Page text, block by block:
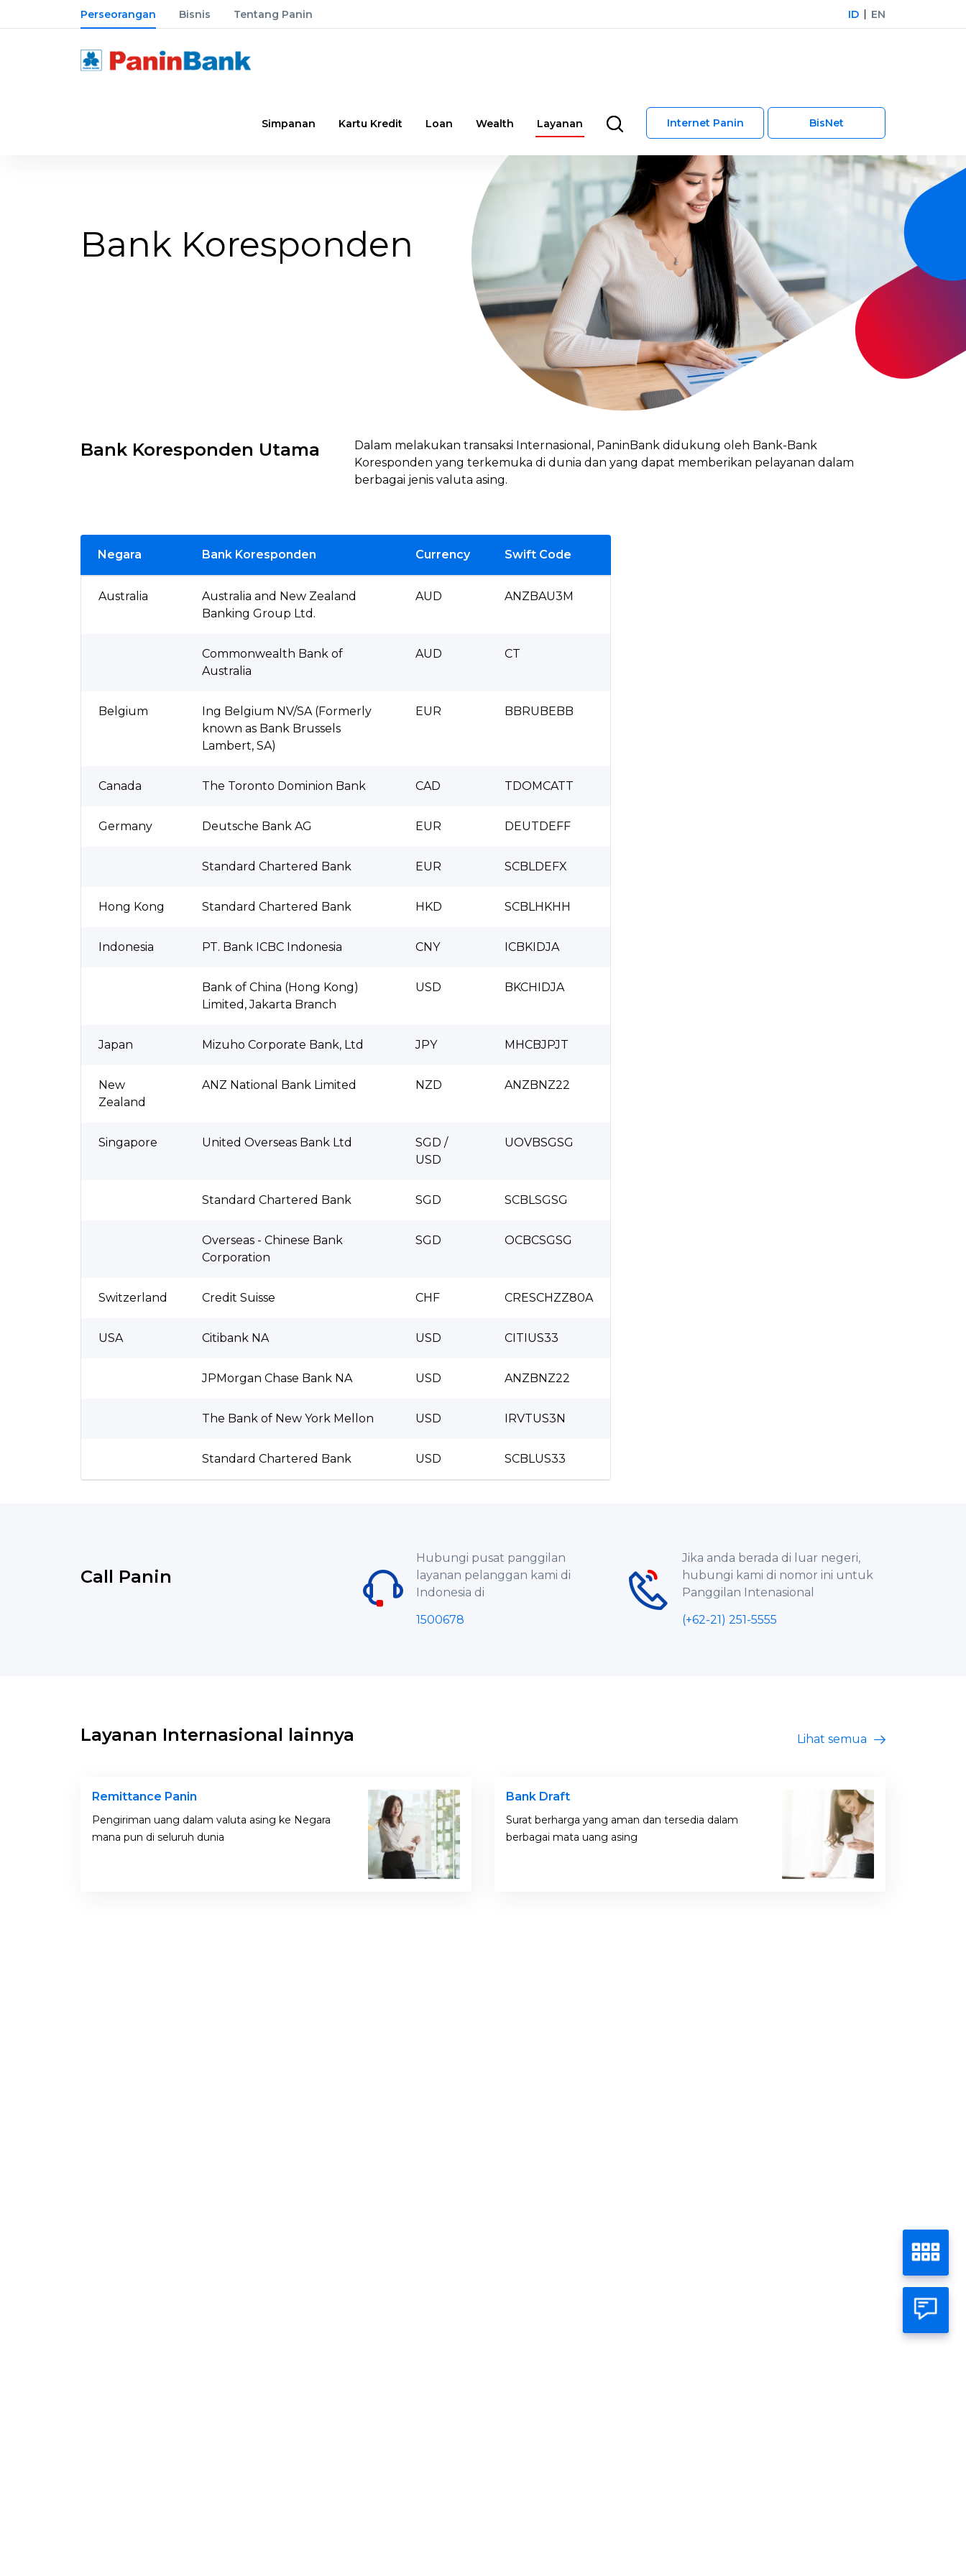
Perseorangan Bisnis Tentang Panin ID EN
Simpanan Kartu Kredit Loan Wealth Layanan Internet Panin BisNet
Bank Koresponden
Bank Koresponden Utama
Dalam melakukan transaksi Internasional, PaninBank didukung oleh Bank-Bank
Koresponden yangterkemuka di dunia dan yang dapat memberikan pelayanan dalam
berbagai jenis valuta asing.
Negara Bank Koresponden Currency Swift Code
Australia
Australia and New Zealand
Banking Group Ltd.
AUD ANZBAU3M
Commonwealth Bank of
Australia
AUD CT
Belgium
Ing Belgium NV/SA (Formerly
known as Bank Brussels
Lambert, SA)
EUR BBRUBEBB
Canada The Toronto Dominion Bank CAD TDOMCATT
Germany Deutsche Bank AG EUR DEUTDEFF
Standard Chartered Bank EUR SCBLDEFX
Hong Kong Standard Chartered Bank HKD SCBLHKHH
Indonesia PT. Bank ICBC Indonesia CNY ICBKIDJA
Bank of China (Hong Kong)
Limited, Jakarta Branch
USD BKCHIDJA
Japan Mizuho Corporate Bank, Ltd JPY MHCBJPJT
New
Zealand
ANZ National Bank Limited NZD ANZBNZ22
Singapore United Overseas Bank Ltd
SGD /
USD
UOVBSGSG
Standard Chartered Bank SGD SCBLSGSG
Overseas - Chinese Bank
Corporation
SGD OCBCSGSG
Switzerland Credit Suisse CHF CRESCHZZ80A
USA Citibank NA USD CITIUS33
JPMorgan Chase Bank NA USD ANZBNZ22
The Bank of New York Mellon USD IRVTUS3N
Standard Chartered Bank USD SCBLUS33
Call Panin
Hubungi pusat panggilan
layanan pelanggan kami di
Indonesia di
1500678
Jika anda berada di luar negeri,
hubungi kami di nomor ini untuk
Panggilan Intenasional
(+62-21) 251-5555
Layanan Internasional lainnya Lihat semua
Remittance Panin
Pengiriman uang dalam valuta asing ke Negara
mana pun di seluruh dunia
Bank Draft
Surat berharga yang aman dan tersedia dalam
berbagai mata uang asing